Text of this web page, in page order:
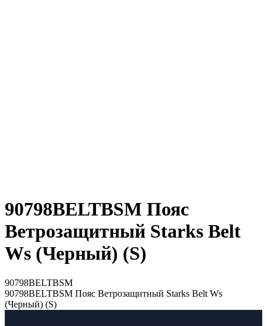
90798BELTBSM Пояс
Ветрозащитный Starks Belt
Ws (Черный) (S)
90798BELTBSM
90798BELTBSM Пояс Ветрозащитный Starks Belt Ws
(Черный) (S)